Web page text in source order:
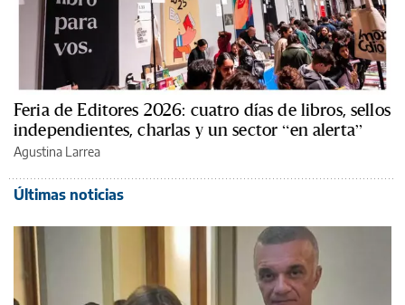
Feria de Editores 2026: cuatro días de libros, sellos
independientes, charlas y un sector “en alerta”
Agustina Larrea
Últimas noticias